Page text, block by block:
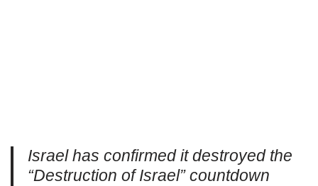
Israel has confirmed it destroyed the
“Destruction of Israel” countdown